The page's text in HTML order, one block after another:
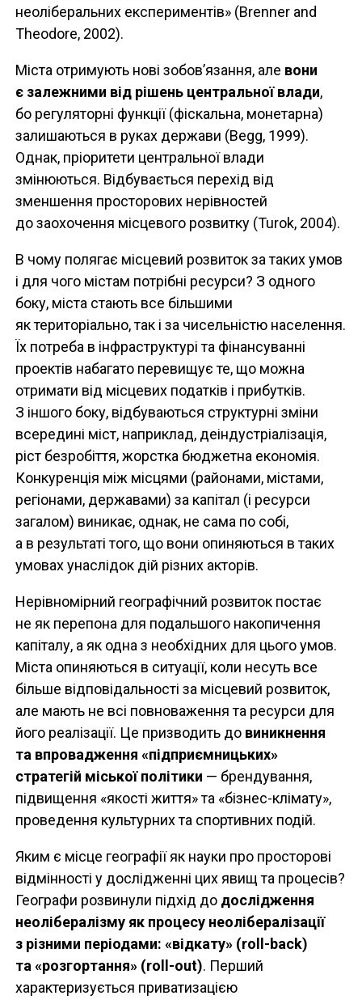
неоліберальних експериментів» (Brenner and
Theodore, 2002).
Міста отримують нові зобов’язання, але вони
є залежними від рішень центральної влади,
бо регуляторні функції (фіскальна, монетарна)
залишаються в руках держави (Begg, 1999).
Однак, пріоритети центральної влади
змінюються. Відбувається перехід від
зменшення просторових нерівностей
до заохочення місцевого розвитку (Turok, 2004).
В чому полягає місцевий розвиток за таких умов
і для чого містам потрібні ресурси? З одного
боку, міста стають все більшими
як територіально, так і за чисельністю населення.
Їх потреба в інфраструктурі та фінансуванні
проектів набагато перевищує те, що можна
отримати від місцевих податків і прибутків.
З іншого боку, відбуваються структурні зміни
всередині міст, наприклад, деіндустріалізація,
ріст безробіття, жорстка бюджетна економія.
Конкуренція між місцями (районами, містами,
регіонами, державами) за капітал (і ресурси
загалом) виникає, однак, не сама по собі,
а в результаті того, що вони опиняються в таких
умовах унаслідок дій різних акторів.
Нерівномірний географічний розвиток постає
не як перепона для подальшого накопичення
капіталу, а як одна з необхідних для цього умов.
Міста опиняються в ситуації, коли несуть все
більше відповідальності за місцевий розвиток,
але мають не всі повноваження та ресурси для
його реалізації. Це призводить до виникнення
та впровадження «підприємницьких»
стратегій міської політики — брендування,
підвищення «якості життя» та «бізнес-клімату»,
проведення культурних та спортивних подій.
Яким є місце географії як науки про просторові
відмінності у дослідженні цих явищ та процесів?
Географи розвинули підхід до дослідження
неолібералізму як процесу неолібералізації
з різними періодами: «відкату» (roll-back)
та «розгортання» (roll-out). Перший
характеризується приватизацією